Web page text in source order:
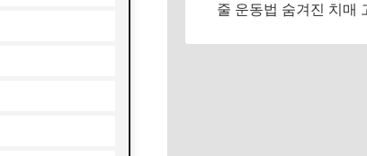
줄 운동법 숨겨진 치매